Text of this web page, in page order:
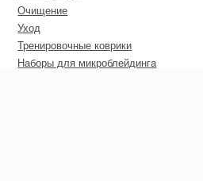
Очищение
Уход
Тренировочные коврики
Наборы для микроблейдинга